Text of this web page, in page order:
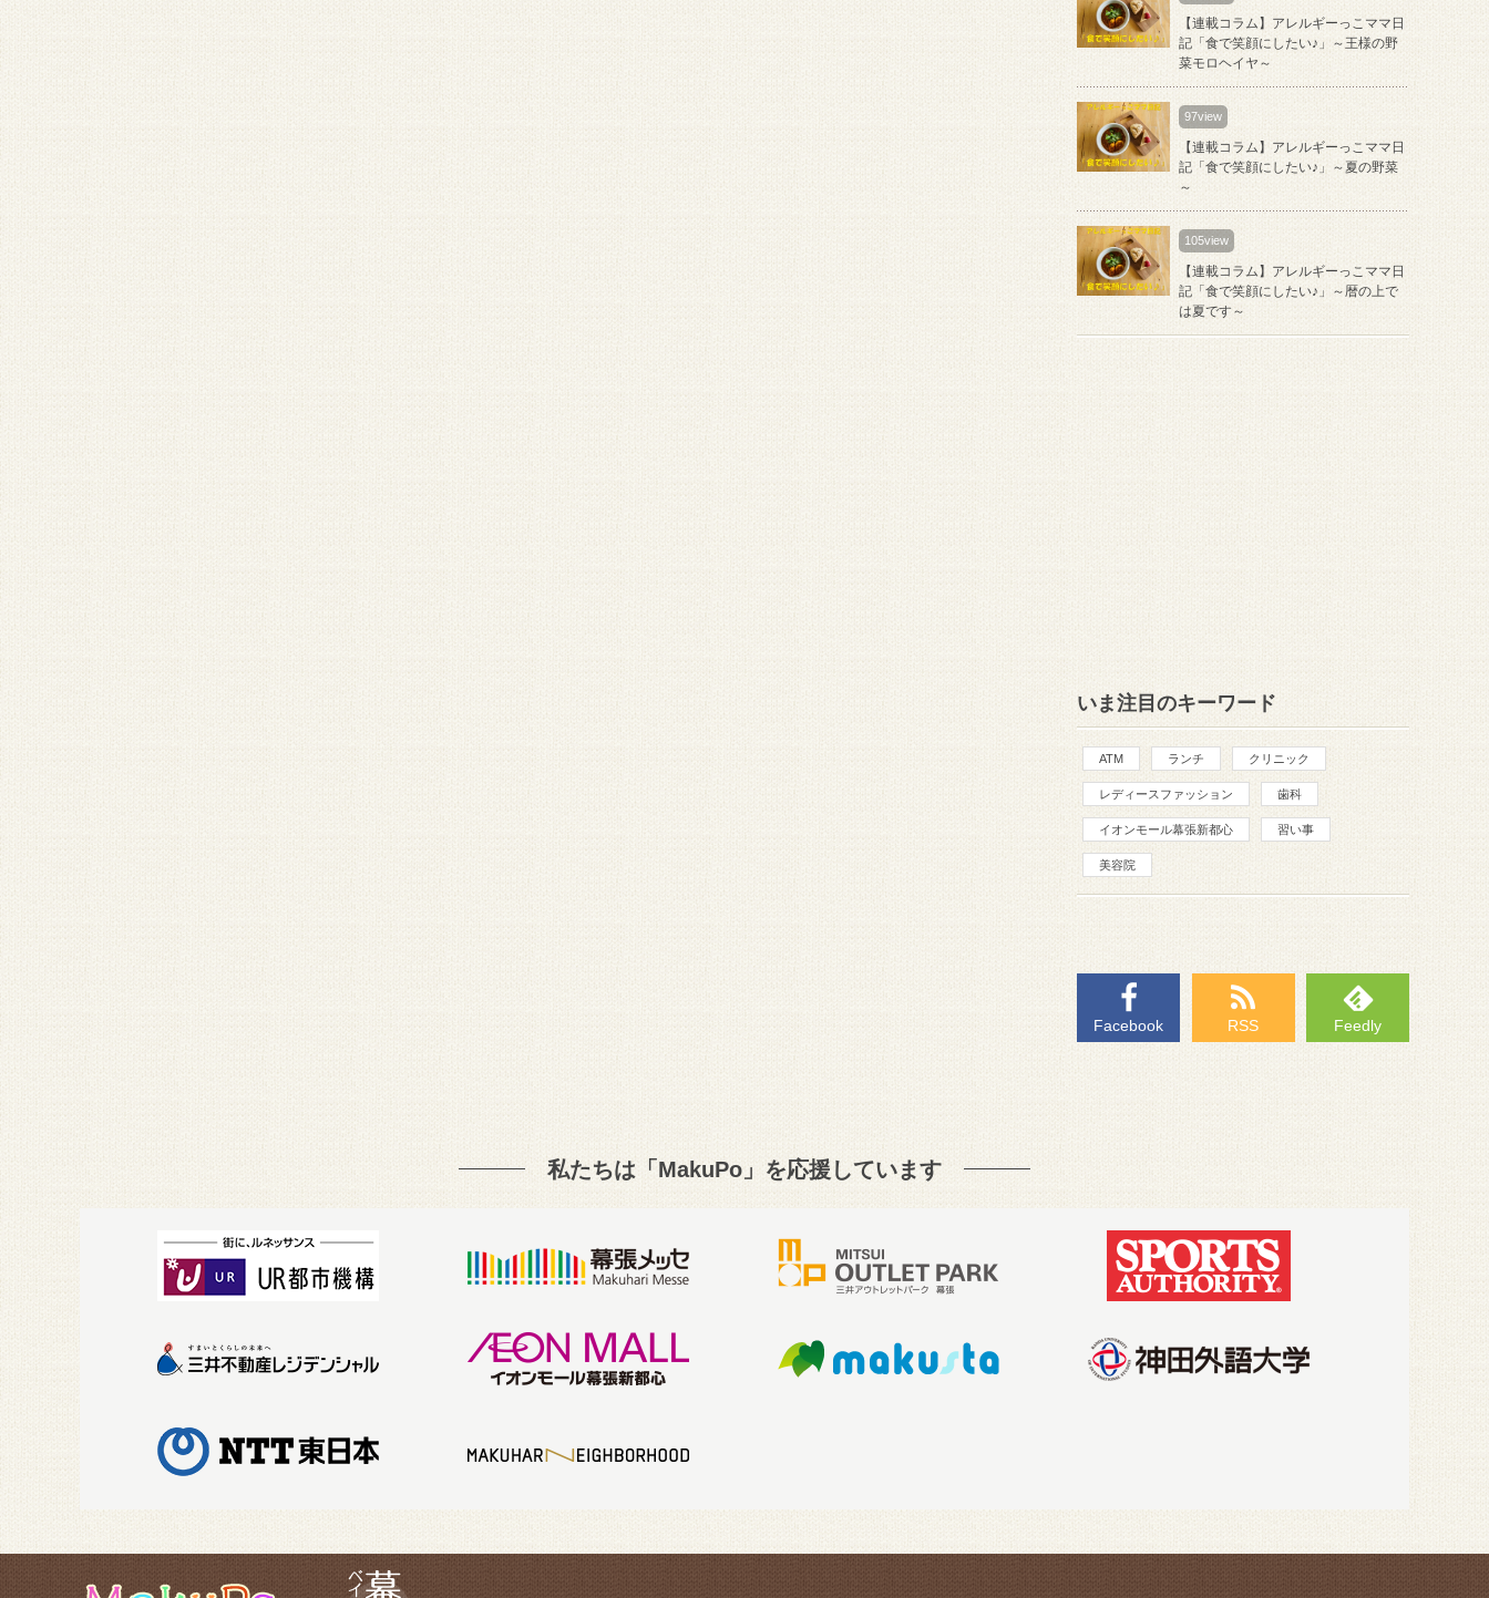
【連載コラム】アレルギーっこママ日
記「食で笑顔にしたい♪」～王様の野
菜モロヘイヤ～
97view
【連載コラム】アレルギーっこママ日
記「食で笑顔にしたい♪」～夏の野菜
～
105view
【連載コラム】アレルギーっこママ日
記「食で笑顔にしたい♪」～暦の上で
は夏です～
いま注目のキーワード
ATM ランチ クリニック
レディースファッション 歯科
イオンモール幕張新都心 習い事
美容院
Facebook RSS Feedly
私たちは「MakuPo」を応援しています